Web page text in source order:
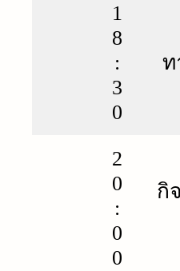
1
8
:
3
0
ท
2
0
:
0
0
กิ